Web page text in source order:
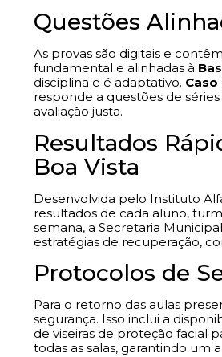
Questões
As provas são digitais e
fundamental e alinhadas à
disciplina e é adaptativo. Caso
responde a questões de
avaliação justa.
Resultados
Boa Vista
Desenvolvida pelo Instituto
resultados de cada aluno,
semana, a Secretaria
estratégias de recuperação,
Protocolos de
Para o retorno das aulas
segurança. Isso inclui a
de viseiras de proteção facial
todas as salas, garantindo um